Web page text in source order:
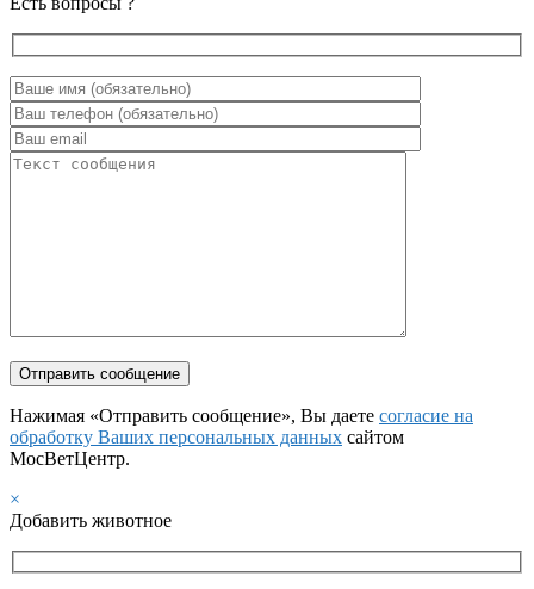
Нажимая «Отправить сообщение», Вы даете согласие на
обработку Ваших персональных данных сайтом
МосВетЦентр.
×
Добавить животное